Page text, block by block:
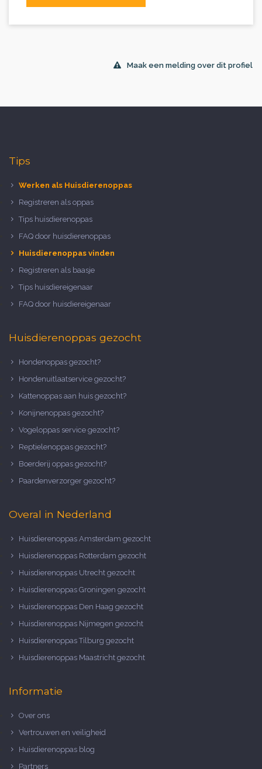
Maak een melding over dit profiel
Tips
Werken als Huisdierenoppas
Registreren als oppas
Tips huisdierenoppas
FAQ door huisdierenoppas
Huisdierenoppas vinden
Registreren als baasje
Tips huisdiereigenaar
FAQ door huisdiereigenaar
Huisdierenoppas gezocht
Hondenoppas gezocht?
Hondenuitlaatservice gezocht?
Kattenoppas aan huis gezocht?
Konijnenoppas gezocht?
Vogeloppas service gezocht?
Reptielenoppas gezocht?
Boerderij oppas gezocht?
Paardenverzorger gezocht?
Overal in Nederland
Huisdierenoppas Amsterdam gezocht
Huisdierenoppas Rotterdam gezocht
Huisdierenoppas Utrecht gezocht
Huisdierenoppas Groningen gezocht
Huisdierenoppas Den Haag gezocht
Huisdierenoppas Nijmegen gezocht
Huisdierenoppas Tilburg gezocht
Huisdierenoppas Maastricht gezocht
Informatie
Over ons
Vertrouwen en veiligheid
Huisdierenoppas blog
Partners